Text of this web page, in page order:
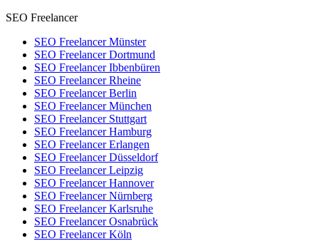
SEO Freelancer
SEO Freelancer Münster
SEO Freelancer Dortmund
SEO Freelancer Ibbenbüren
SEO Freelancer Rheine
SEO Freelancer Berlin
SEO Freelancer München
SEO Freelancer Stuttgart
SEO Freelancer Hamburg
SEO Freelancer Erlangen
SEO Freelancer Düsseldorf
SEO Freelancer Leipzig
SEO Freelancer Hannover
SEO Freelancer Nürnberg
SEO Freelancer Karlsruhe
SEO Freelancer Osnabrück
SEO Freelancer Köln